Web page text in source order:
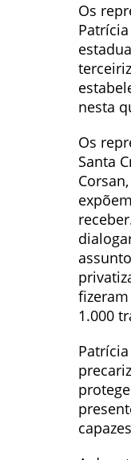
Os
nesta
Os
Santa
1.000